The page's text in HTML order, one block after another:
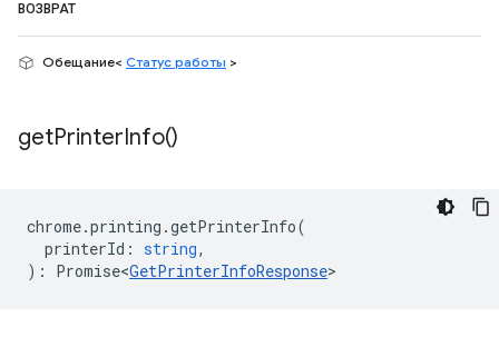
ВОЗВРАТ
Обещание< Статус работы >
getPrinterInfo()
chrome.printing .getPrinterInfo(
printerId : string,
) : Promise<GetPrinterInfoResponse>